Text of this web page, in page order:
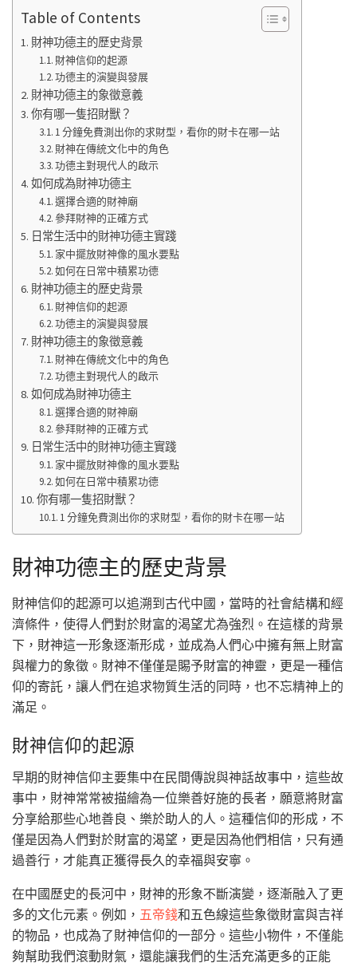
Table of Contents
財神功德主的歷史背景
財神信仰的起源
功德主的演變與發展
財神功德主的象徵意義
你有哪一隻招財獸？
1 分鐘免費測出你的求財型，看你的財卡在哪一站
財神在傳統文化中的角色
功德主對現代人的啟示
如何成為財神功德主
選擇合適的財神廟
參拜財神的正確方式
日常生活中的財神功德主實踐
家中擺放財神像的風水要點
如何在日常中積累功德
財神功德主的歷史背景
財神信仰的起源
功德主的演變與發展
財神功德主的象徵意義
財神在傳統文化中的角色
功德主對現代人的啟示
如何成為財神功德主
選擇合適的財神廟
參拜財神的正確方式
日常生活中的財神功德主實踐
家中擺放財神像的風水要點
如何在日常中積累功德
你有哪一隻招財獸？
1 分鐘免費測出你的求財型，看你的財卡在哪一站
財神功德主的歷史背景
財神信仰的起源可以追溯到古代中國，當時的社會結構和經
濟條件，使得人們對於財富的渴望尤為強烈。在這樣的背景
下，財神這一形象逐漸形成，並成為人們心中擁有無上財富
與權力的象徵。財神不僅僅是賜予財富的神靈，更是一種信
仰的寄託，讓人們在追求物質生活的同時，也不忘精神上的
滿足。
財神信仰的起源
早期的財神信仰主要集中在民間傳說與神話故事中，這些故
事中，財神常常被描繪為一位樂善好施的長者，願意將財富
分享給那些心地善良、樂於助人的人。這種信仰的形成，不
僅是因為人們對於財富的渴望，更是因為他們相信，只有通
過善行，才能真正獲得長久的幸福與安寧。
在中國歷史的長河中，財神的形象不斷演變，逐漸融入了更
多的文化元素。例如， 五帝錢和五色線這些象徵財富與吉祥
的物品，也成為了財神信仰的一部分。這些小物件，不僅能
夠幫助我們滾動財氣，還能讓我們的生活充滿更多的正能